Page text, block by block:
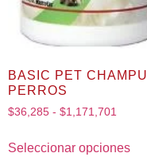
BASIC PET CHAMPU
PERROS
$36,285 - $1,171,701
Seleccionar opciones